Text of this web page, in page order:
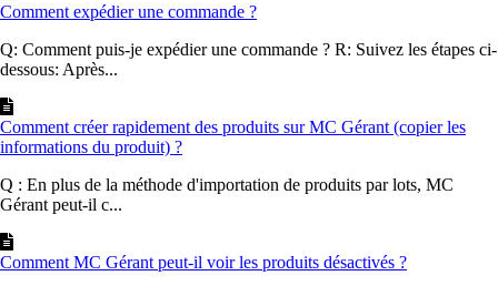
Comment expédier une commande ?
Q: Comment puis-je expédier une commande ? R: Suivez les étapes ci-
dessous: Après...
Comment créer rapidement des produits sur MC Gérant (copier les
informations du produit) ?
Q : En plus de la méthode d'importation de produits par lots, MC
Gérant peut-il c...
Comment MC Gérant peut-il voir les produits désactivés ?